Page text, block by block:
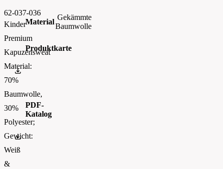
62-037-036
Kinder
Premium
Kapuzensweat
Material:
70%
Baumwolle,
30%
Polyester;
Gewicht:
Weiß
&
Material
Gekämmte
Baumwolle
Produktkarte
0620370.pdf
PDF-
Katalog
FOTL-Digital_Catalogue2026-EN-AW